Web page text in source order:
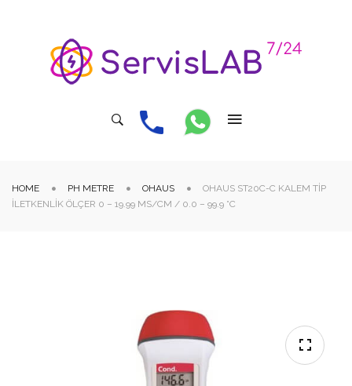
HOME PH METRE OHAUS
OHAUS ST20C-C KALEM TIP
İLETKENLIK ÖLÇER 0 – 19.99 MS/CM / 0.0 – 99.9 °C